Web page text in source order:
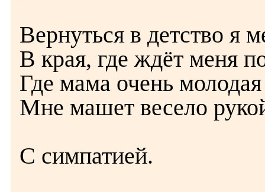
Вернуться в детство я
В края, где ждёт меня
Где мама очень молодая
Мне машет весело
С симпатией.